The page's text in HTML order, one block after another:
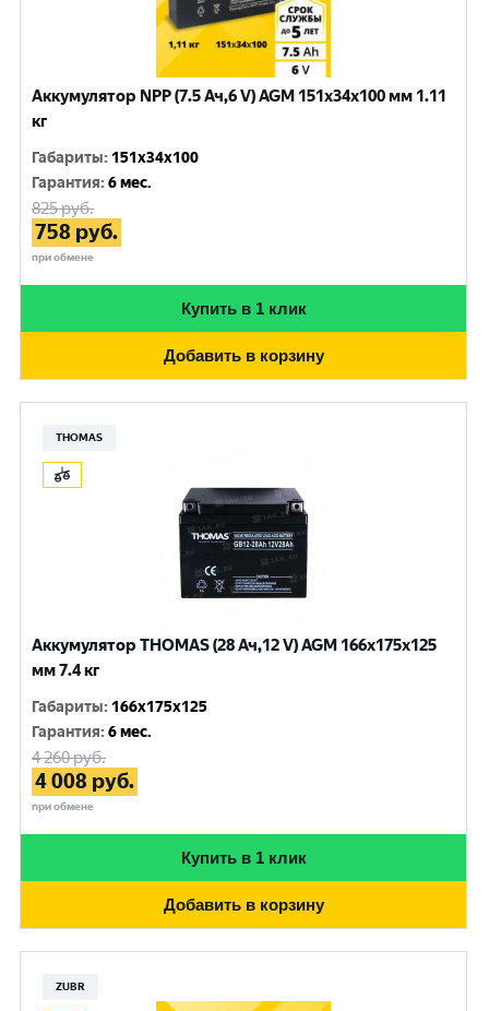
Аккумулятор NPP (7.5 Ач,6 V) AGM 151x34x100 мм 1.11
кг
Габариты: 151x34x100
Гарантия:6 мес.
825руб.
758 руб.
при обмене
Купить в 1 клик
Добавить в корзину
THOMAS
Аккумулятор THOMAS (28 Ач,12 V) AGM 166x175x125
мм 7.4 кг
Габариты: 166x175x125
Гарантия:6 мес.
4 260руб.
4 008 руб.
при обмене
Купить в 1 клик
Добавить в корзину
ZUBR